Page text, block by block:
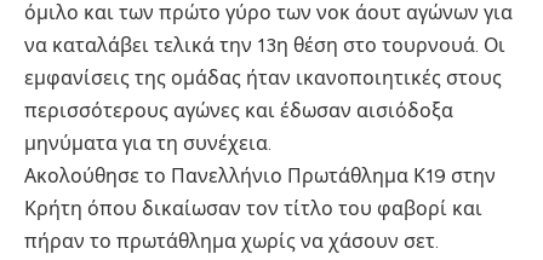
όμιλο και των πρώτο γύρο των νοκ άουτ αγώνων για
να καταλάβει τελικά την 13η θέση στο τουρνουά. Οι
εμφανίσεις της ομάδας ήταν ικανοποιητικές στους
περισσότερους αγώνες και έδωσαν αισιόδοξα
μηνύματα για τη συνέχεια.
Ακολούθησε το Πανελλήνιο Πρωτάθλημα Κ19 στην
Κρήτη όπου δικαίωσαν τον τίτλο του φαβορί και
πήραν το πρωτάθλημα χωρίς να χάσουν σετ.